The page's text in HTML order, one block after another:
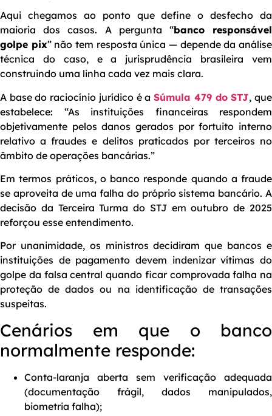
Aqui chegamos ao ponto que define o desfecho da
maioria dos casos. A pergunta “banco responsável
golpe pix” não tem resposta única — depende da análise
técnica do caso, e a jurisprudência brasileira vem
construindo uma linha cada vez mais clara.
A base do raciocínio jurídico é aSúmula 479 do STJ, que
estabelece: “As instituições financeiras respondem
objetivamente pelos danos gerados por fortuito interno
relativo a fraudes e delitos praticados por terceiros no
âmbito de operações bancárias.”
Em termos práticos, o banco responde quando a fraude
se aproveita de uma falha do próprio sistema bancário. A
decisão da Terceira Turma do STJ em outubro de 2025
reforçou esse entendimento.
Por unanimidade, os ministros decidiram que bancos e
instituições de pagamento devem indenizar vítimas do
golpe da falsa central quando ficar comprovada falha na
proteção de dados ou na identificação de transações
suspeitas.
Cenários em que o banco
normalmente responde:
Conta-laranja aberta sem verificação adequada
(documentação frágil, dados manipulados,
biometria falha);